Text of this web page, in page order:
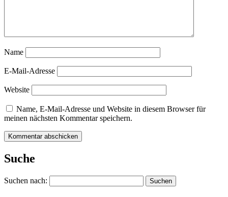
Name
E-Mail-Adresse
Website
Name, E-Mail-Adresse und Website in diesem Browser für
meinen nächsten Kommentar speichern.
Suche
Suchen nach: